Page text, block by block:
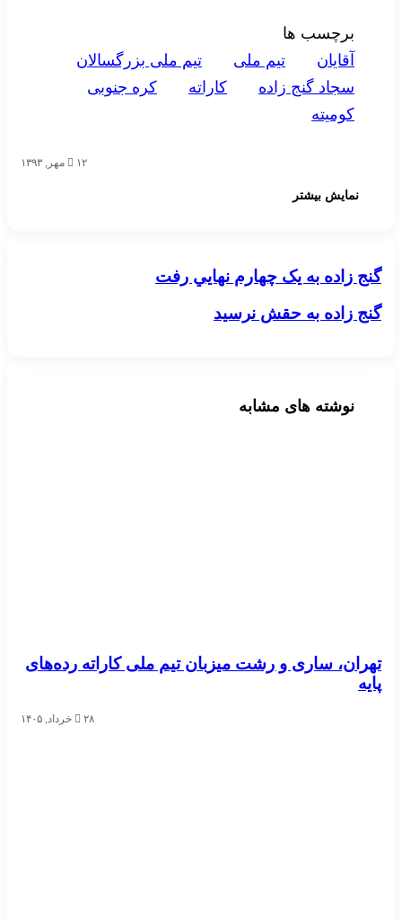
برچسب ها
آقايان
تيم ملی
تيم ملی بزرگسالان
سجاد گنج زاده
کاراته
کره جنوبی
کوميته
نمایش بیشتر
گنج زاده به يک چهارم نهايي رفت
گنج زاده به يک چهارم نهايي رفت
گنج زاده به حقش نرسيد
گنج زاده به حقش نرسيد
نوشته های مشابه
تهران، ساری و رشت میزبان تیم ملی کاراته رده‌های
پایه